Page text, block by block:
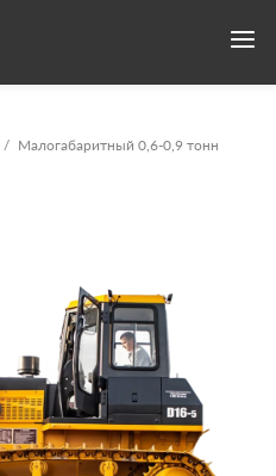
Малогабаритный 0,6-0,9 тонн